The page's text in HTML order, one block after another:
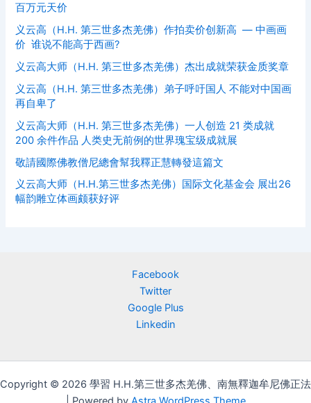
百万元天价
义云高（H.H. 第三世多杰羌佛）作拍卖价创新高 — 中画画
价 谁说不能高于西画?
义云高大师（H.H. 第三世多杰羌佛）杰出成就荣获金质奖章
义云高（H.H. 第三世多杰羌佛）弟子呼吁国人 不能对中国画
再自卑了
义云高大师（H.H. 第三世多杰羌佛）一人创造 21 类成就
200 余件作品 人类史无前例的世界瑰宝级成就展
敬請國際佛教僧尼總會幫我釋正慧轉發這篇文
义云高大师（H.H.第三世多杰羌佛）国际文化基金会 展出26
幅韵雕立体画颇获好评
Facebook
Twitter
Google Plus
Linkedin
Copyright © 2026 學習 H.H.第三世多杰羌佛、南無釋迦牟尼佛正法